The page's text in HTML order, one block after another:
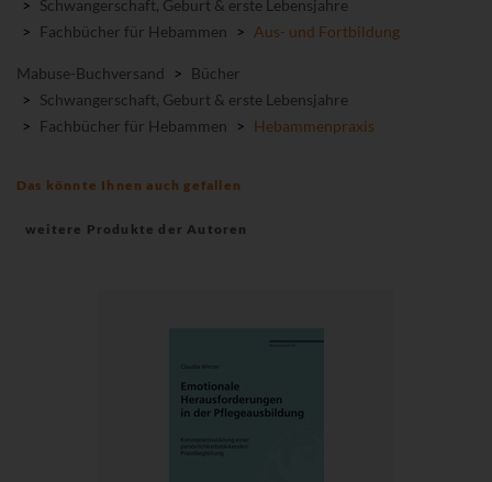
> Schwangerschaft, Geburt & erste Lebensjahre
> Fachbücher für Hebammen > Aus- und Fortbildung
Mabuse-Buchversand > Bücher
> Schwangerschaft, Geburt & erste Lebensjahre
> Fachbücher für Hebammen > Hebammenpraxis
Das könnte Ihnen auch gefallen
weitere Produkte der Autoren